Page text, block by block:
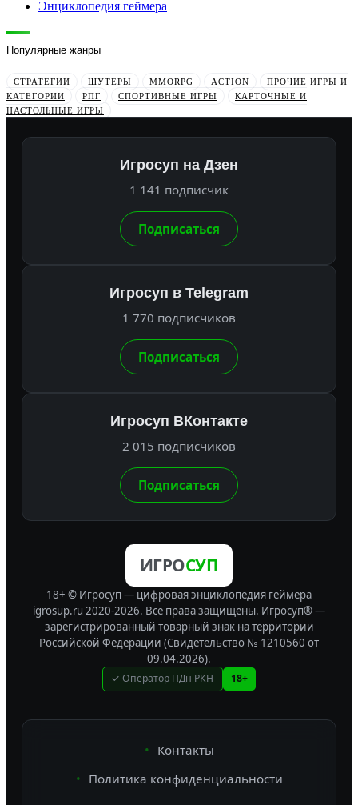
Энциклопедия геймера
Популярные жанры
СТРАТЕГИИ ШУТЕРЫ MMORPG ACTION
ПРОЧИЕ ИГРЫ И
КАТЕГОРИИ
РПГ СПОРТИВНЫЕ ИГРЫ
КАРТОЧНЫЕ И
НАСТОЛЬНЫЕ ИГРЫ
Игросуп на Дзен
1 141 подписчик
Подписаться
Игросуп в Telegram
1 770 подписчиков
Подписаться
Игросуп ВКонтакте
2 015 подписчиков
Подписаться
ИГРОСУП
18+ © Игросуп — цифровая энциклопедия геймера
igrosup.ru 2020-2026. Все права защищены. Игросуп® —
зарегистрированный товарный знак на территории
Российской Федерации (Свидетельство № 1210560 от
09.04.2026).
✓ Оператор ПДн РКН 18+
Контакты
Политика конфиденциальности